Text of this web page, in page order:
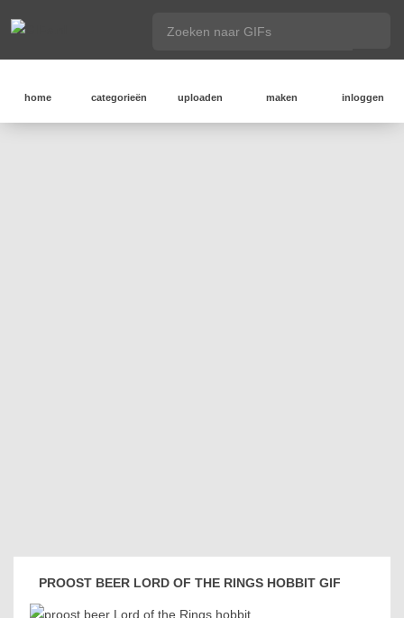
home categorieën uploaden maken inloggen
PROOST BEER LORD OF THE RINGS HOBBIT GIF